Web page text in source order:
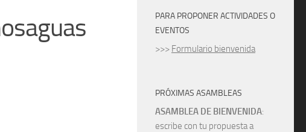
PARA PROPONER ACTIVIDADES O
EVENTOS
>>> Formulario bienvenida
PRÓXIMAS ASAMBLEAS
ASAMBLEA DE BIENVENIDA:
escribe con tu propuesta a